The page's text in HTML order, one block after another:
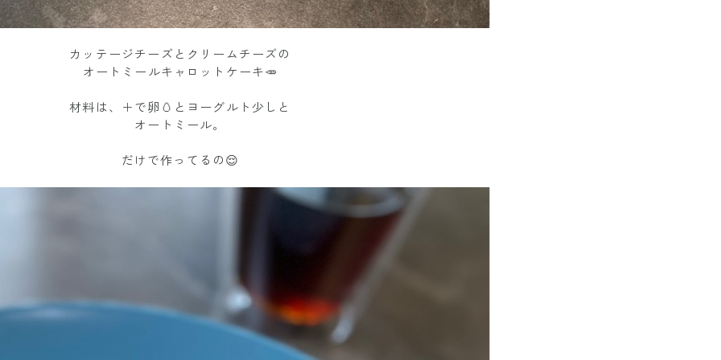
カッテージチーズとクリームチーズの
オートミールキャロットケーキ🥕
材料は、＋で卵🥚とヨーグルト少しと
オートミール。
だけで作ってるの😌